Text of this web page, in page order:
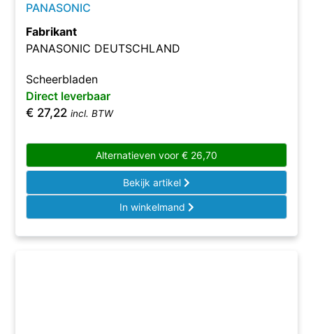
PANASONIC
Fabrikant
PANASONIC DEUTSCHLAND
Scheerbladen
Direct leverbaar
€ 27,22 incl. BTW
Alternatieven voor € 26,70
Bekijk artikel
In winkelmand